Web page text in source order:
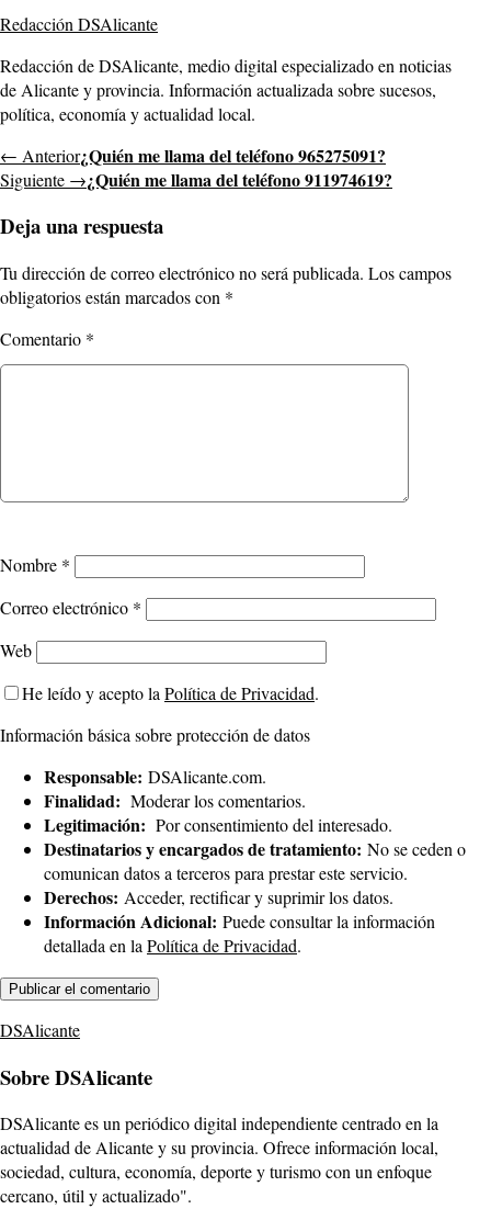
Redacción DSAlicante
Redacción de DSAlicante, medio digital especializado en noticias
de Alicante y provincia. Información actualizada sobre sucesos,
política, economía y actualidad local.
← Anterior¿Quién me llama del teléfono 965275091?
Siguiente →¿Quién me llama del teléfono 911974619?
Deja una respuesta
Tu dirección de correo electrónico no será publicada. Los campos
obligatorios están marcados con *
Comentario *
Nombre *
Correo electrónico *
Web
He leído y acepto la Política de Privacidad.
Información básica sobre protección de datos
Responsable: DSAlicante.com.
Finalidad: Moderar los comentarios.
Legitimación: Por consentimiento del interesado.
Destinatarios y encargados de tratamiento: No se ceden o
comunican datos a terceros para prestar este servicio.
Derechos: Acceder, rectificar y suprimir los datos.
Información Adicional: Puede consultar la información
detallada en la Política de Privacidad.
DSAlicante
Sobre DSAlicante
DSAlicante es un periódico digital independiente centrado en la
actualidad de Alicante y su provincia. Ofrece información local,
sociedad, cultura, economía, deporte y turismo con un enfoque
cercano, útil y actualizado".